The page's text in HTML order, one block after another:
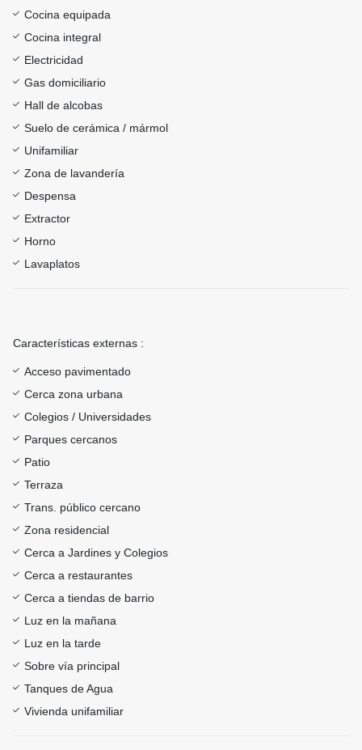
Cocina equipada
Cocina integral
Electricidad
Gas domiciliario
Hall de alcobas
Suelo de cerámica / mármol
Unifamiliar
Zona de lavandería
Despensa
Extractor
Horno
Lavaplatos
Características externas :
Acceso pavimentado
Cerca zona urbana
Colegios / Universidades
Parques cercanos
Patio
Terraza
Trans. público cercano
Zona residencial
Cerca a Jardines y Colegios
Cerca a restaurantes
Cerca a tiendas de barrio
Luz en la mañana
Luz en la tarde
Sobre vía principal
Tanques de Agua
Vivienda unifamiliar